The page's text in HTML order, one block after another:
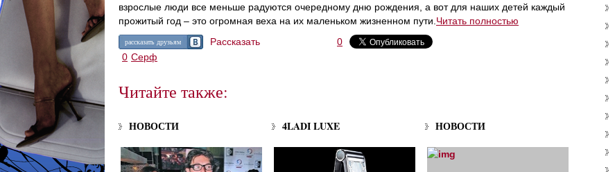
взрослые люди все меньше радуются очередному дню рождения, а вот для наших детей каждый
прожитый год – это огромная веха на их маленьком жизненном пути. Читать полностью
рассказать друзьям Рассказать
0
0 Серф
Читайте также:
НОВОСТИ 4LADI LUXE НОВОСТИ